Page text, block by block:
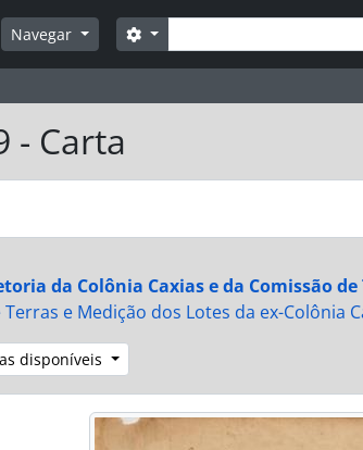
Navegar Buscar
Opções de busca
- Carta
da Colônia Caxias e da Comissão
e Medição dos Lotes da ex-Colônia
disponíveis